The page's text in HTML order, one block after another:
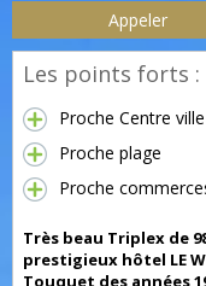
Appeler
Les points forts :
Proche Centre ville
Proche plage
Proche
Très beau Triplex de
prestigieux hôtel LE
Touquet des années